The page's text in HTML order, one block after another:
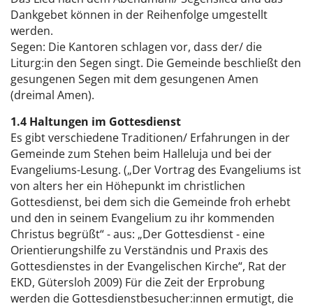
Dankgebet können in der Reihenfolge umgestellt
werden.
Segen: Die Kantoren schlagen vor, dass der/ die
Liturg:in den Segen singt. Die Gemeinde beschließt den
gesungenen Segen mit dem gesungenen Amen
(dreimal Amen).
1.4 Haltungen im Gottesdienst
Es gibt verschiedene Traditionen/ Erfahrungen in der
Gemeinde zum Stehen beim Halleluja und bei der
Evangeliums-Lesung. („Der Vortrag des Evangeliums ist
von alters her ein Höhepunkt im christlichen
Gottesdienst, bei dem sich die Gemeinde froh erhebt
und den in seinem Evangelium zu ihr kommenden
Christus begrüßt“ - aus: „Der Gottesdienst - eine
Orientierungshilfe zu Verständnis und Praxis des
Gottesdienstes in der Evangelischen Kirche“, Rat der
EKD, Gütersloh 2009) Für die Zeit der Erprobung
werden die Gottesdienstbesucher:innen ermutigt, die